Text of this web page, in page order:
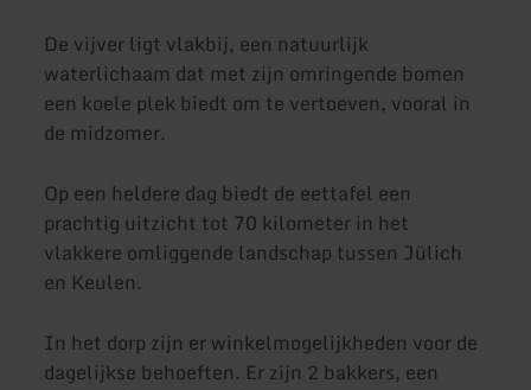
De vijver ligt vlakbij, een natuurlijk
waterlichaam dat met zijn omringende bomen
een koele plek biedt om te vertoeven, vooral in
de midzomer.
Op een heldere dag biedt de eettafel een
prachtig uitzicht tot 70 kilometer in het
vlakkere omliggende landschap tussen Jülich
en Keulen.
In het dorp zijn er winkelmogelijkheden voor de
dagelijkse behoeften. Er zijn 2 bakkers, een